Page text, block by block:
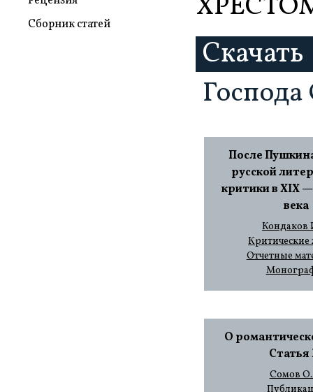
Сборник статей
Скачать
После
русской
критики в XIX
века
Кондаков
Отчетные
О
Сомов